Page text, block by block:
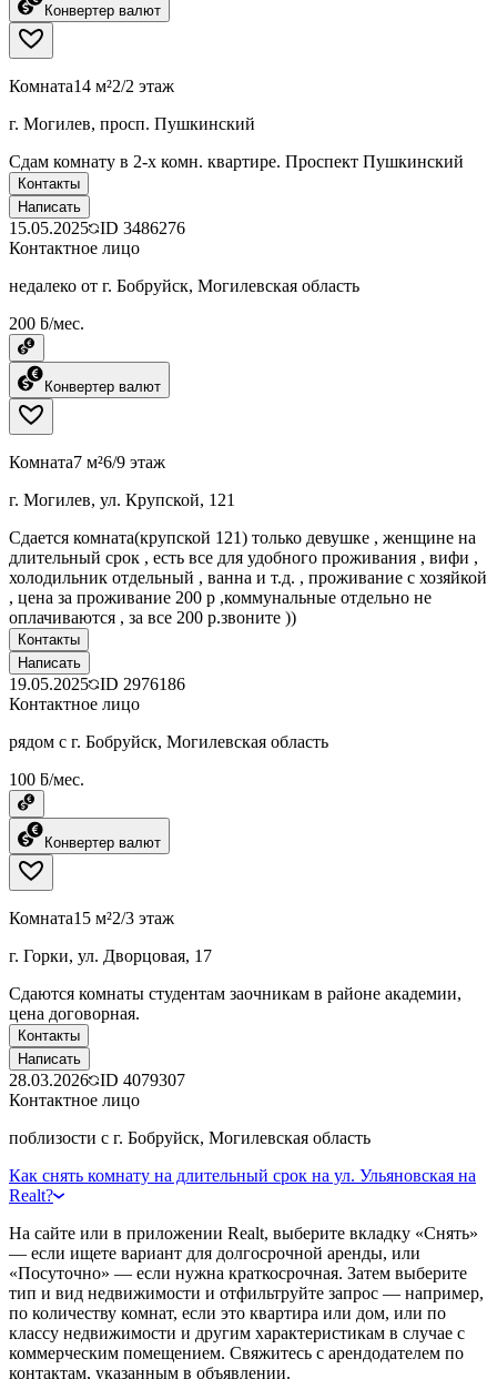
Конвертер валют
Комната14 м²2/2 этаж
г. Могилев, просп. Пушкинский
Сдам комнату в 2-х комн. квартире. Проспект Пушкинский
Контакты
Написать
15.05.2025 ID 3486276
Контактное лицо
недалеко от г. Бобруйск, Могилевская область
200 ƃ/мес.
Конвертер валют
Комната7 м²6/9 этаж
г. Могилев, ул. Крупской, 121
Сдается комната(крупской 121) только девушке , женщине на
длительный срок , есть все для удобного проживания , вифи ,
холодильник отдельный , ванна и т.д. , проживание с хозяйкой
, цена за проживание 200 р ,коммунальные отдельно не
оплачиваются , за все 200 р.звоните ))
Контакты
Написать
19.05.2025 ID 2976186
Контактное лицо
рядом с г. Бобруйск, Могилевская область
100 ƃ/мес.
Конвертер валют
Комната15 м²2/3 этаж
г. Горки, ул. Дворцовая, 17
Сдаются комнаты студентам заочникам в районе академии,
цена договорная.
Контакты
Написать
28.03.2026 ID 4079307
Контактное лицо
поблизости с г. Бобруйск, Могилевская область
Как снять комнату на длительный срок на ул. Ульяновская на
Realt?
На сайте или в приложении Realt, выберите вкладку «Снять»
— если ищете вариант для долгосрочной аренды, или
«Посуточно» — если нужна краткосрочная. Затем выберите
тип и вид недвижимости и отфильтруйте запрос — например,
по количеству комнат, если это квартира или дом, или по
классу недвижимости и другим характеристикам в случае с
коммерческим помещением. Свяжитесь с арендодателем по
контактам, указанным в объявлении.